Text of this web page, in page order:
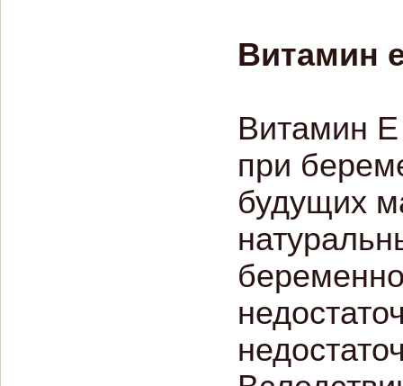
Витамин
Витамин Е
при
будущих